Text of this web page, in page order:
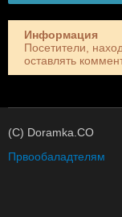
Информация
Посетители,
оставлять
(C) Doramka.CO
Првообаладтелям